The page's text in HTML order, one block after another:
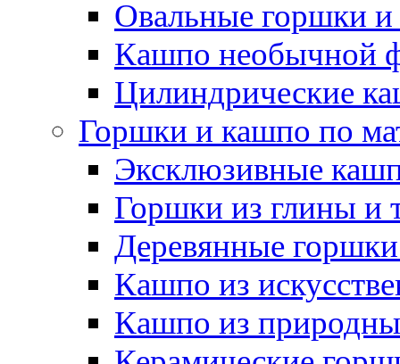
Овальные горшки
Кашпо необычной
Цилиндрические
Горшки и кашпо по
Эксклюзивные
Горшки из глины и
Деревянные
Кашпо из
Кашпо из